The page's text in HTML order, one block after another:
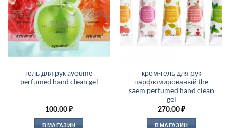
гель для рук ayoume
perfumed hand clean gel
100.00₽
В МАГАЗИН
крем-гель для рук
парфюмированый the
saem perfumed hand clean
gel
270.00₽
В МАГАЗИН